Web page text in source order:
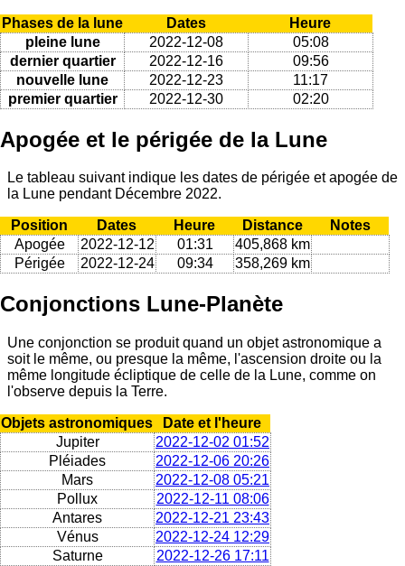
Phases de la lune Dates
Heure
pleine lune
2022-12-08
05:08
dernier quartier
2022-12-16
09:56
nouvelle lune
2022-12-23
11:17
premier quartier
2022-12-30 02:20
Apogée et le périgée de la Lune
Le tableau suivant indique les dates de périgée et apogée de
la Lune pendant Décembre 2022.
Position Dates Heure Distance
Notes
Apogée
2022-12-12 01:31
405,868 km
Périgée
2022-12-24 09:34 358,269 km
Conjonctions Lune-Planète
Une conjonction se produit quand un objet astronomique a
soit le même, ou presque la même, l'ascension droite ou la
même longitude écliptique de celle de la Lune, comme on
l'observe depuis la Terre.
Objets astronomiques
Date et l'heure
Jupiter
2022-12-02 01:52
Pléiades
2022-12-06 20:26
Mars
2022-12-08 05:21
Pollux
2022-12-11 08:06
Antares
2022-12-21 23:43
Vénus
2022-12-24 12:29
Saturne
2022-12-26 17:11